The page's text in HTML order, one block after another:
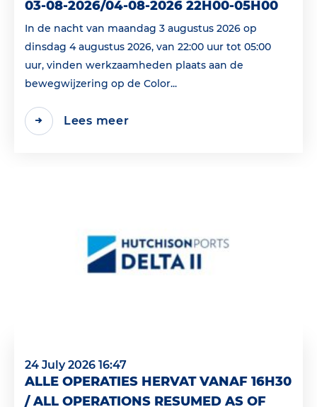
03-08-2026/04-08-2026 22H00-05H00
In de nacht van maandag 3 augustus 2026 op
dinsdag 4 augustus 2026, van 22:00 uur tot 05:00
uur, vinden werkzaamheden plaats aan de
bewegwijzering op de Color...
Lees meer
24 July 2026 16:47
ALLE OPERATIES HERVAT VANAF 16H30
/ ALL OPERATIONS RESUMED AS OF